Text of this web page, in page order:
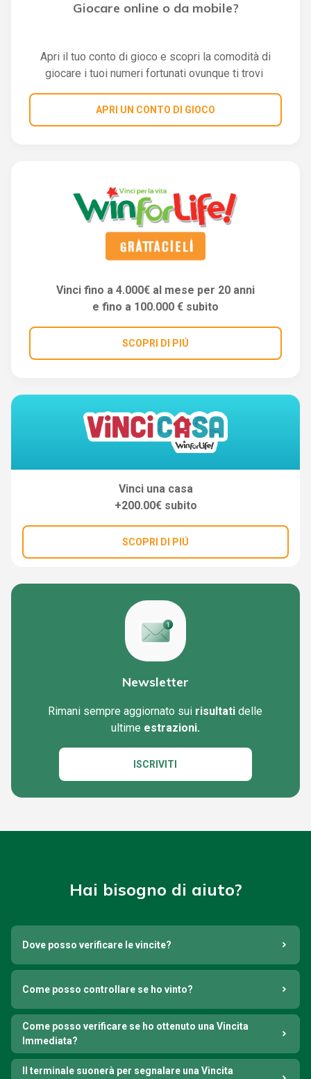
Giocare online o da mobile?
Apri il tuo conto di gioco e scopri la comodità di
giocare i tuoi numeri fortunati ovunque ti trovi
APRI UN CONTO DI GIOCO
Vinci fino a 4.000€ al mese per 20 anni
e fino a 100.000 € subito
SCOPRI DI PIÚ
Vinci una casa
+200.00€ subito
SCOPRI DI PIÚ
Newsletter
Rimani sempre aggiornato sui risultati delle
ultime estrazioni.
ISCRIVITI
Hai bisogno di aiuto?
Dove posso verificare le vincite?
Come posso controllare se ho vinto?
Come posso verificare se ho ottenuto una Vincita
Immediata?
Il terminale suonerà per segnalare una Vincita